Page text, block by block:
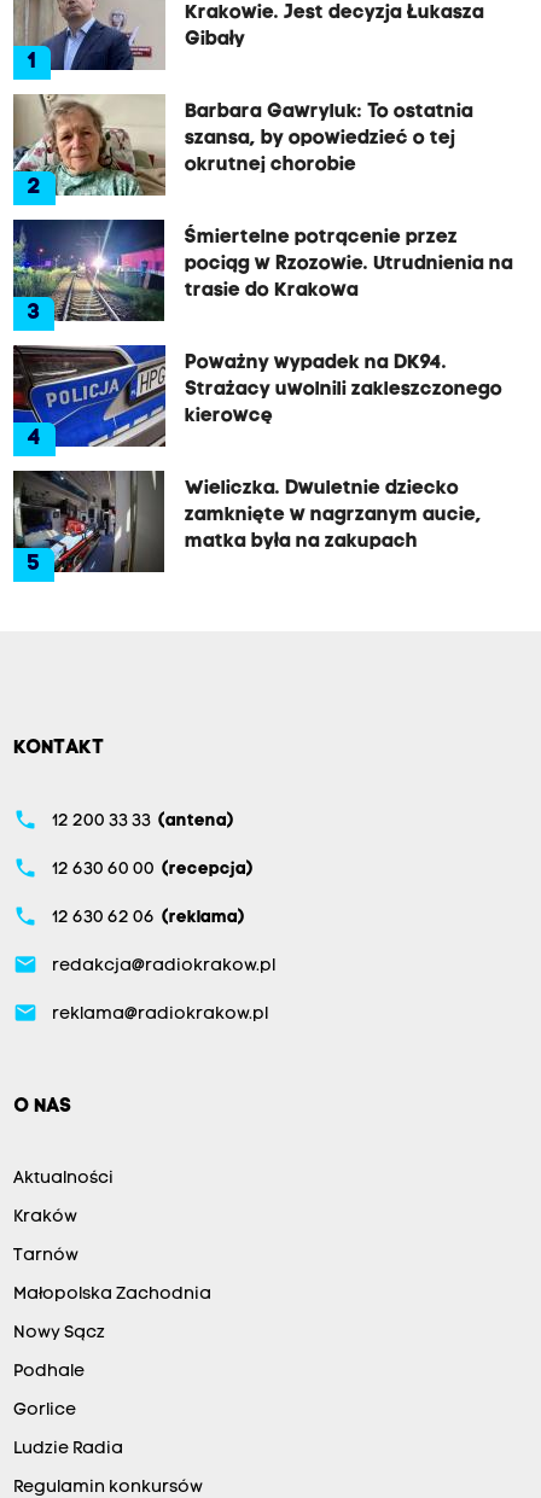
1
Krakowie. Jest decyzja Łukasza
Gibały
2
Barbara Gawryluk: To ostatnia
szansa, by opowiedzieć o tej
okrutnej chorobie
3
Śmiertelne potrącenie przez
pociąg w Rzozowie. Utrudnienia na
trasie do Krakowa
4
Poważny wypadek na DK94.
Strażacy uwolnili zakleszczonego
kierowcę
5
Wieliczka. Dwuletnie dziecko
zamknięte w nagrzanym aucie,
matka była na zakupach
KONTAKT
phone 12 200 33 33 (antena)
phone 12 630 60 00 (recepcja)
phone 12 630 62 06 (reklama)
email redakcja@radiokrakow.pl
email reklama@radiokrakow.pl
O NAS
Aktualności
Kraków
Tarnów
Małopolska Zachodnia
Nowy Sącz
Podhale
Gorlice
Ludzie Radia
Regulamin konkursów